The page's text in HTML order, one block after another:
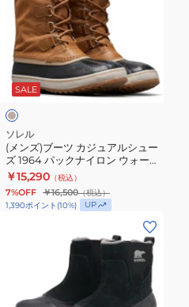
ブ
ー
ツ
カ
ジ
ュ
ア
ル
シ
ュ
ー
SALE
ソレル
(メンズ)ブーツ カジュアルシュー
ズ 1964 パックナイロン ウォータ
ープルーフ NM5189 224
￥15,290 （税込）
7%OFF ￥16,500（税込）
1,390ポイント (10%) UP